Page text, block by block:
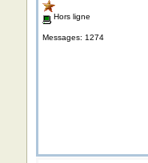
Hors ligne
Messages: 1274